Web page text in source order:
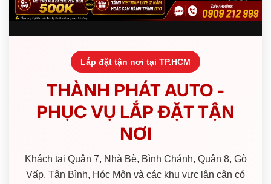
Lắp đặt tận nơi tại TP.HCM
THÀNH PHÁT AUTO -
PHỤC VỤ LẮP ĐẶT TẬN
NƠI
Khách tại Quận 7, Nhà Bè, Bình Chánh, Quận 8, Gò
Vấp, Tân Bình, Hóc Môn và các khu vực lân cận có